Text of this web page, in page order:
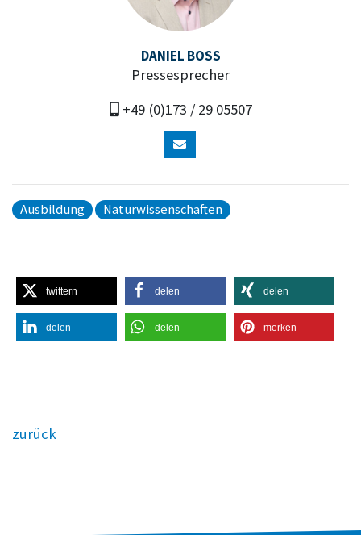
DANIEL BOSS
Pressesprecher
+49 (0)173 / 29 05507
Ausbildung Naturwissenschaften
twittern delen delen
delen delen merken
zurück